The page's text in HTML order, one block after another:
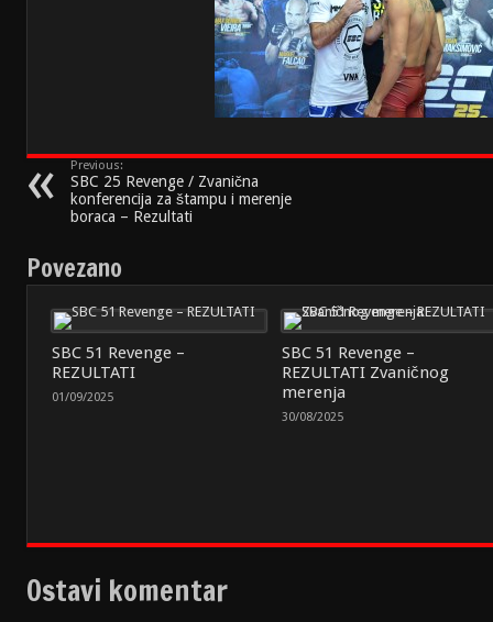
Previous:
SBC 25 Revenge / Zvanična
konferencija za štampu i merenje
boraca – Rezultati
Povezano
SBC 51 Revenge –
REZULTATI
01/09/2025
SBC 51 Revenge –
REZULTATI Zvaničnog
merenja
30/08/2025
Ostavi komentar